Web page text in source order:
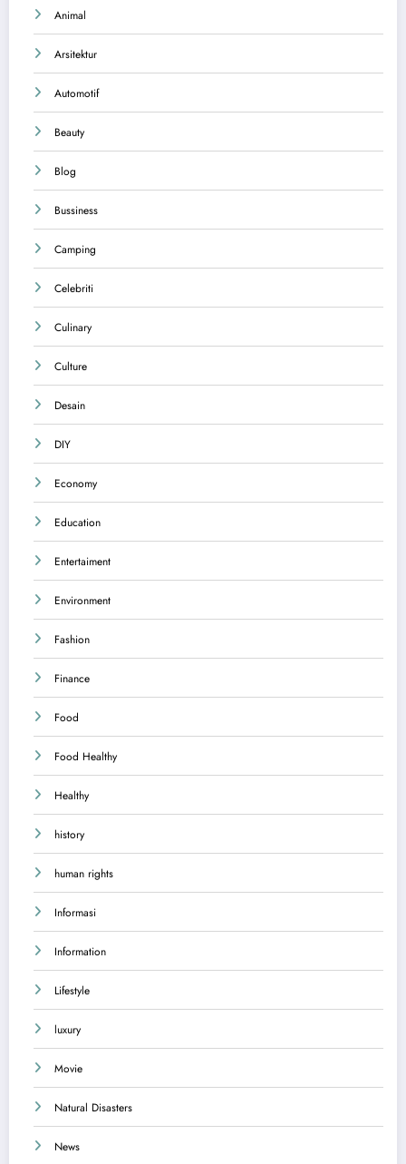
Animal
Arsitektur
Automotif
Beauty
Blog
Bussiness
Camping
Celebriti
Culinary
Culture
Desain
DIY
Economy
Education
Entertaiment
Environment
Fashion
Finance
Food
Food Healthy
Healthy
history
human rights
Informasi
Information
Lifestyle
luxury
Movie
Natural Disasters
News